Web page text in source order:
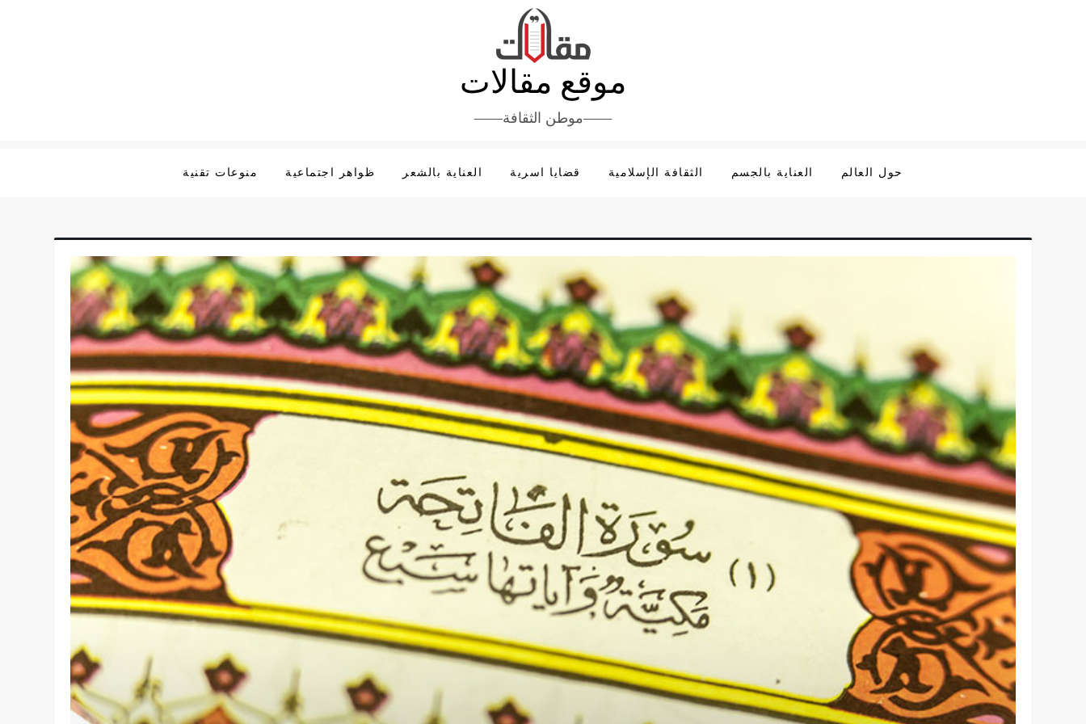
موقع مقالات
موطن الثقافة
حول العالم العناية بالجسم الثقافة الإسلامية قضايا اسرية العناية بالشعر ظواهر اجتماعية منوعات تقنية